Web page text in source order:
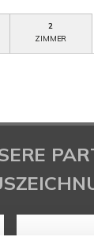
2
ZIMMER